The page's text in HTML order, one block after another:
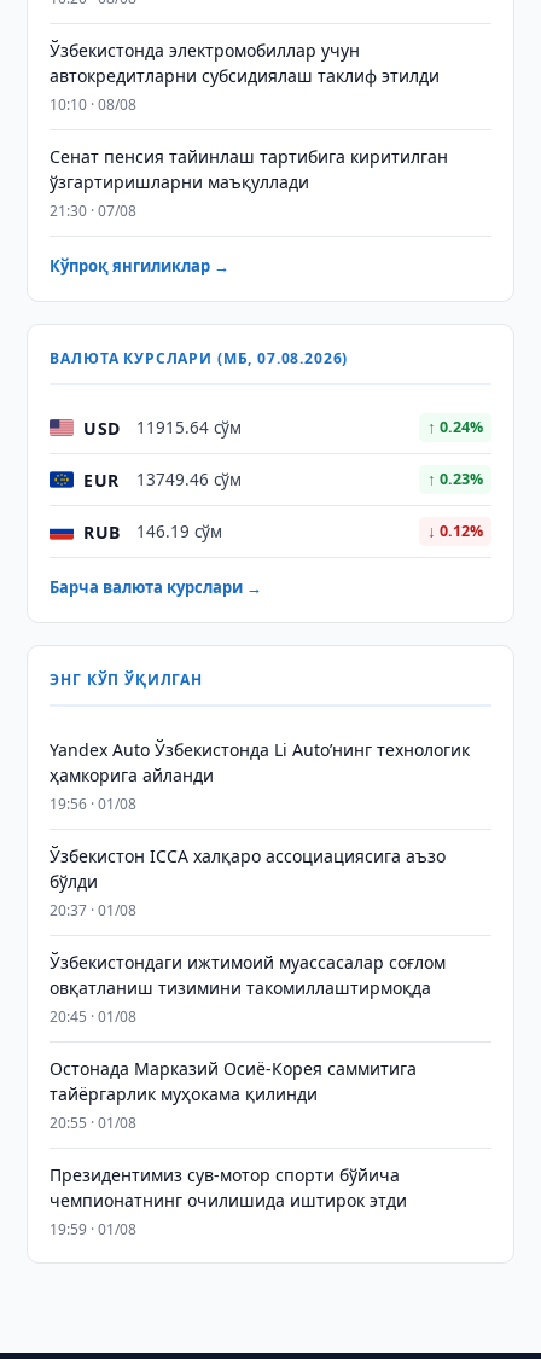
Ўзбекистонда электромобиллар учун
автокредитларни субсидиялаш таклиф этилди
10:10 · 08/08
Сенат пенсия тайинлаш тартибига киритилган
ўзгартиришларни маъқуллади
21:30 · 07/08
Кўпроқ янгиликлар →
ВАЛЮТА КУРСЛАРИ (МБ, 07.08.2026)
USD 11915.64 сўм ↑ 0.24%
EUR 13749.46 сўм ↑ 0.23%
RUB 146.19 сўм ↓ 0.12%
Барча валюта курслари →
ЭНГ КЎП ЎҚИЛГАН
Yandex Auto Ўзбекистонда Li Auto’нинг технологик
ҳамкорига айланди
19:56 · 01/08
Ўзбекистон ICCA халқаро ассоциациясига аъзо
бўлди
20:37 · 01/08
Ўзбекистондаги ижтимоий муассасалар соғлом
овқатланиш тизимини такомиллаштирмоқда
20:45 · 01/08
Остонада Марказий Осиё-Корея саммитига
тайёргарлик муҳокама қилинди
20:55 · 01/08
Президентимиз сув-мотор спорти бўйича
чемпионатнинг очилишида иштирок этди
19:59 · 01/08